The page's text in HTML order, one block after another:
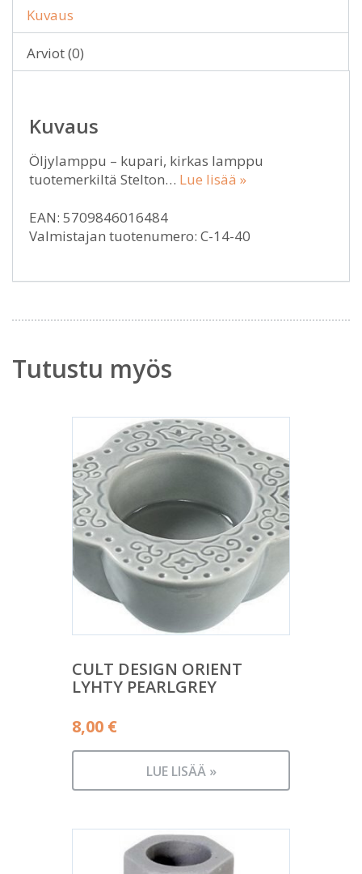
Kuvaus
Arviot (0)
Kuvaus
Öljylamppu – kupari, kirkas lamppu
tuotemerkiltä Stelton… Lue lisää »
EAN: 5709846016484
Valmistajan tuotenumero: C-14-40
Tutustu myös
CULT DESIGN ORIENT
LYHTY PEARLGREY
8,00 €
LUE LISÄÄ »